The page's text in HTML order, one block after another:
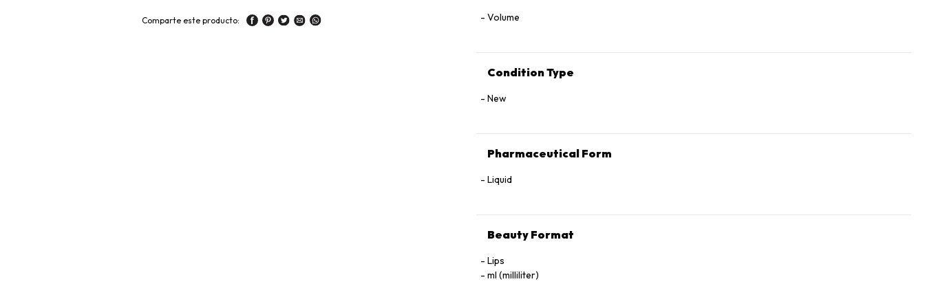
Comparte este producto: Volume
Condition Type
New
Pharmaceutical Form
Liquid
Beauty Format
Lips
ml (milliliter)